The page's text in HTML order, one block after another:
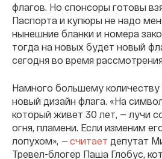
флагов. Но спонсоры готовы
Паспорта и купюры не надо
нынешние бланки и номера
тогда на новых будет новый
сегодня во время
Намного большему количеству
новый дизайн флага. «На
который живет 30 лет, — лучи
огня, пламени. Если изменим
лопухом», — считает депутат
Тревел-блогер Паша Глобус,